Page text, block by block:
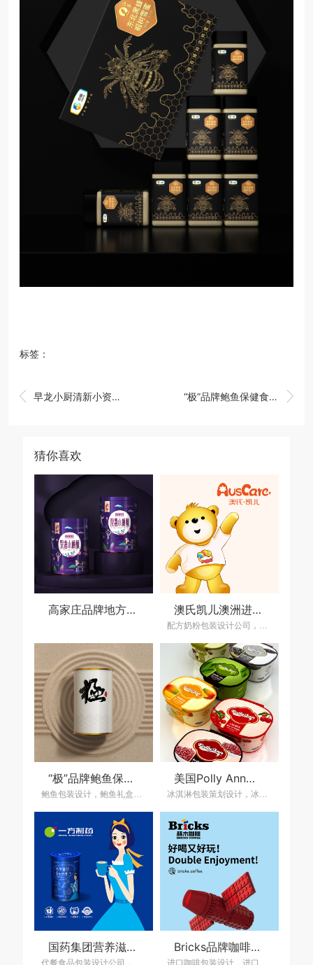
标签：
 早龙小厨清新小资风格的冷鲜面挂面包装设计，面条挂面包装设计公司 
“极”品牌鲍鱼保健食品整体包装策划设计，高端鲍鱼礼盒包装设计公司
猜你喜欢
高家庄品牌地方特产包装策划设计 澳氏凯儿澳洲进口配方奶粉包装策划设计，配方奶粉包装设计公司
配方奶粉包装设计公司，上海包装设计公司,奶粉包装设计公司，乳制品包装策划设计公司，食品包装设计公司,包装策划设计公司,品牌设计公司,上海策划设计公司,品牌设计公司,上海营销策划设计公司,产品包装设计公司
“极”品牌鲍鱼保健食品整体包装策划设计，高端鲍鱼礼盒包装设计公司
鲍鱼包装设计，鲍鱼礼盒包装策划设计，保健品包装设计，保健品包装设计公司，上海保健品包装设计，滋补品包装策划设计公司，食品包装设计公司，上海食品包装设计，快消品包装策划设计公司，产品包装设计公司
美国Polly Ann冰淇淋包装策划设计，冰淇淋包装设计公司
冰淇淋包装策划设计，冰淇淋包装设计公司，上海包装设计公司,食品包装设计公司,包装策划设计公司,食品包装设计,品牌设计公司,上海策划设计公司,大健康领域营销策设计公司,上海营销策划设计公司,产品包装设计公司
国药集团营养滋补代餐粉包装策划设计 Bricks品牌咖啡整体策划设计，哥伦比亚进口咖啡包装设计